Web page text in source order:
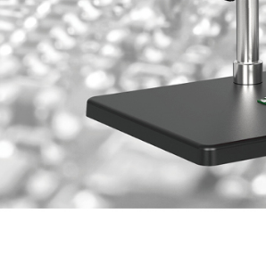
0.68 mrad
手动对焦、激光自动对焦、对
焦、连续自动对焦